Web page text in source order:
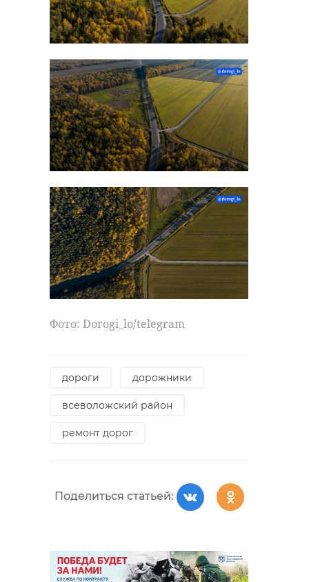
Фото: Dorogi_lo/telegram
дороги дорожники
всеволожский район
ремонт дорог
Поделиться статьей:
подтвердятся, то владельцам
автомобилей грозит уголовная
ответственности.
У всех машин специалисты
выявили превышения
нормативов уровня шума.
Владельцев автомобилей обязали
устранить выявленные
нарушения. Иначе - транспорт
дрифт
всеволожский район
выборгское шоссе